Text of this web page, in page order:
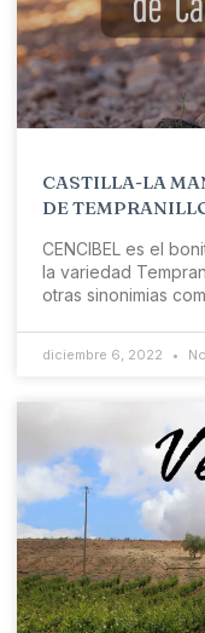
CASTILLA-LA
DE
CENCIBEL es el
la variedad
otras sinonimias
diciembre 6, 2022